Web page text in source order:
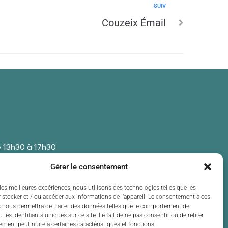
Gérer le consentement
meilleures expériences, nous utilisons des technologies telles que les
et / ou accéder aux informations de l’appareil. Le consentement à ces
permettra de traiter des données telles que le comportement de
les identifiants uniques sur ce site. Le fait de ne pas consentir ou de retirer
peut nuire à certaines caractéristiques et fonctions.
SUIV
Couzeix Émail
à 17h30
à 17h30
13h30 à 17h30
à 17h30
de 13h30 à 17h30